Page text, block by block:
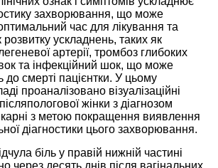
захворювання, що може
час для лікування та
ускладнень, таких як
артерії, тромбоз глибоких
та інфекційний шок, що може
до смерті пацієнтки. У цьому
проаналізовано візуалізаційні
жінки з діагнозом
з метою покращення виявлення
діагностики цього захворювання.
біль у правій нижній частині
через десять днів після вагінальних